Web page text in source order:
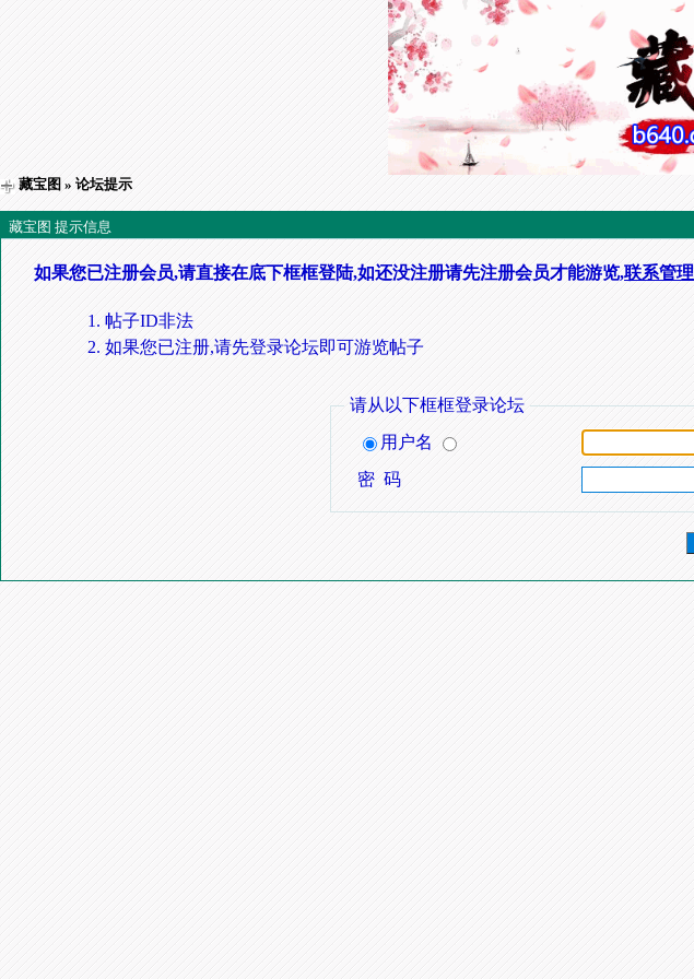
藏宝图 » 论坛提示
藏宝图 提示信息
如果您已注册会员,请直接在底下框框登陆,如还没注册请先注册会员才能游览,联系管理
帖子ID非法
如果您已注册,请先登录论坛即可游览帖子
请从以下框框登录论坛
用户名
密 码